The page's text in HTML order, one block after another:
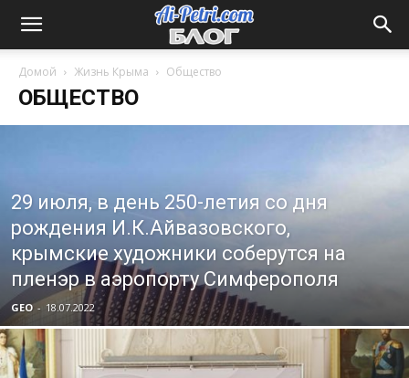
Домой Жизнь Крыма Общество
ОБЩЕСТВО
29 июля, в день 250-летия со дня
рождения И.К.Айвазовского,
крымские художники соберутся на
пленэр в аэропорту Симферополя
GEO - 18.07.2022